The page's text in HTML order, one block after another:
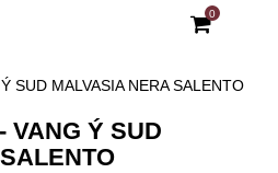
0
SUD MALVASIA NERA SALENTO
VANG Ý SUD